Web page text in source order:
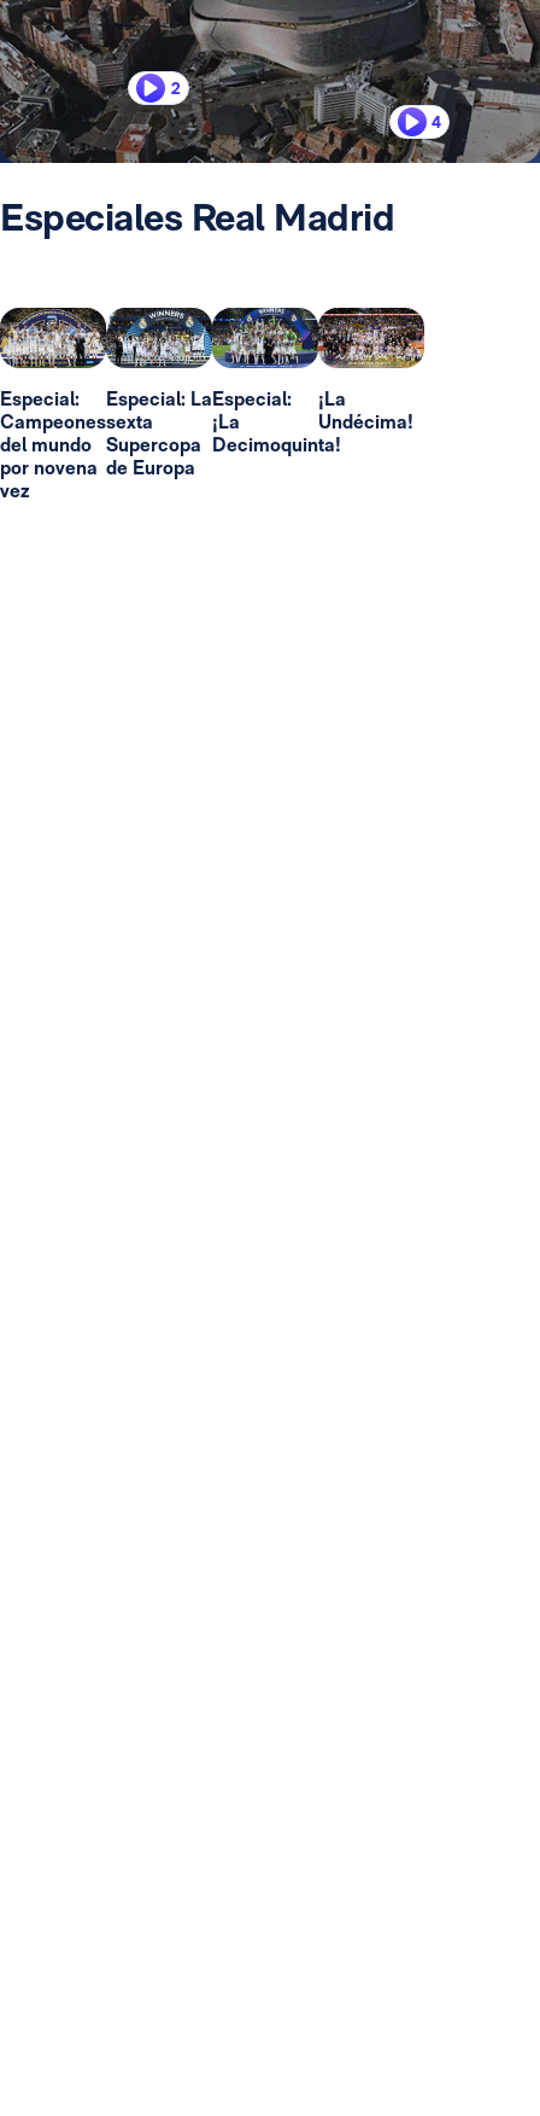
2
4
Especiales Real Madrid
Especial:
Campeones
del mundo
por novena
vez
Especial: La
sexta
Supercopa
de Europa
Especial:
¡La
Decimoquinta!
¡La
Undécima!